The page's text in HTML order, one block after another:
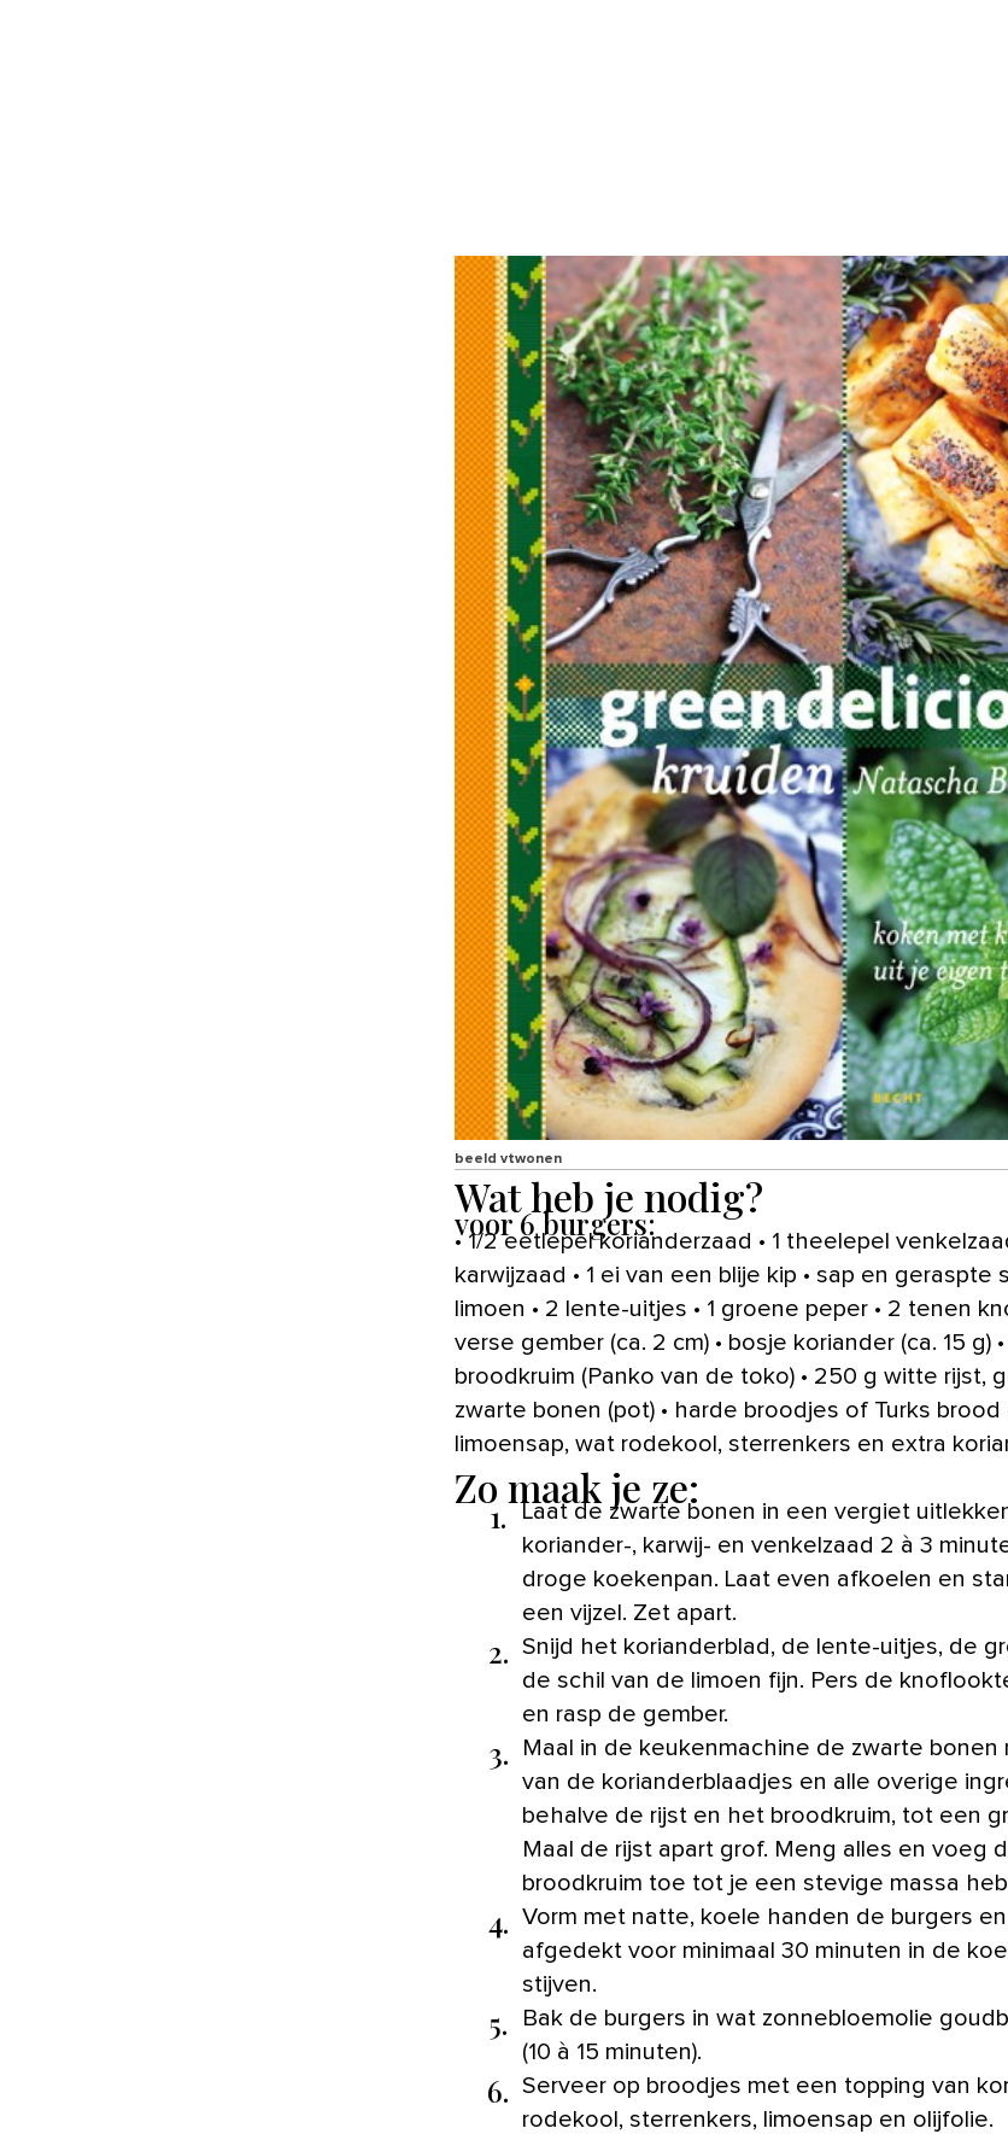
beeld vtwonen
Wat heb je nodig?
voor 6 burgers:
• 1/2 eetlepel korianderzaad • 1 theelepel
karwijzaad • 1 ei van een blije kip • sap en geraspte
limoen • 2 lente-uitjes • 1 groene peper • 2 tenen
verse gember (ca. 2 cm) • bosje koriander (ca. 15 g)
broodkruim (Panko van de toko) • 250 g witte rijst,
zwarte bonen (pot) • harde broodjes of Turks brood
limoensap, wat rodekool, sterrenkers en extra
Zo maak je ze:
1.
Laat de zwarte bonen in een vergiet
koriander-, karwij- en venkelzaad 2 à 3
droge koekenpan. Laat even afkoelen en
een vijzel. Zet apart.
2. Snijd het korianderblad, de lente-uitjes, de
de schil van de limoen fijn. Pers de
en rasp de gember.
3.
Maal in de keukenmachine de zwarte
van de korianderblaadjes en alle overige
behalve de rijst en het broodkruim, tot een
Maal de rijst apart grof. Meng alles en voeg
broodkruim toe tot je een stevige massa
4. Vorm met natte, koele handen de burgers
afgedekt voor minimaal 30 minuten in de
stijven.
5.
Bak de burgers in wat zonnebloemolie
(10 à 15 minuten).
6. Serveer op broodjes met een topping van
rodekool, sterrenkers, limoensap en olijfolie.